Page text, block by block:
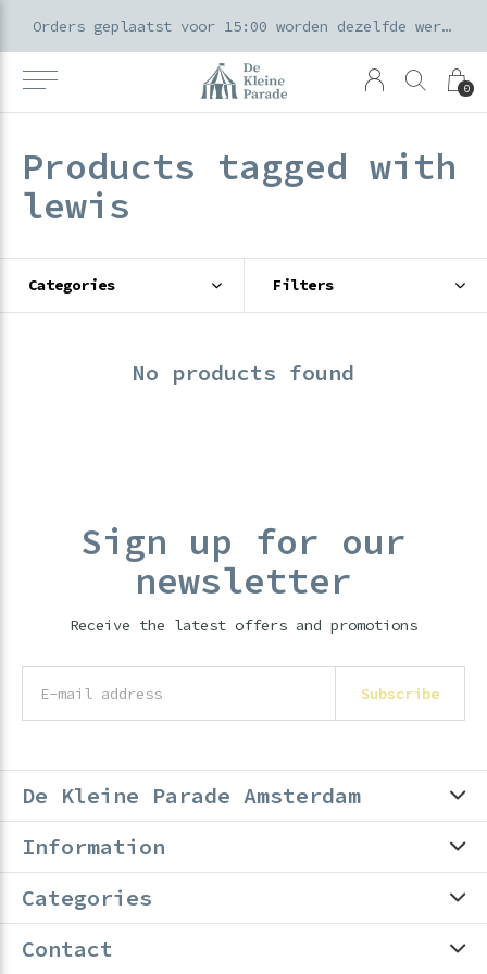
0
Orders geplaatst voor 15:00 worden dezelfde werkdag verzonden
Products tagged with
lewis
Categories Filters
No products found
Sign up for our
newsletter
Receive the latest offers and promotions
Subscribe
De Kleine Parade Amsterdam
Information
Categories
Contact